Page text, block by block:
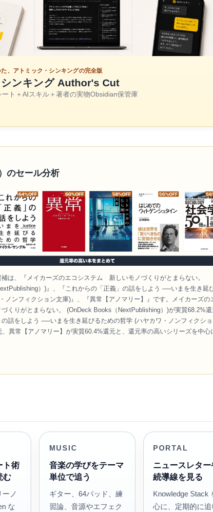
、アトミック・シンキングの完全版
ンキング Author's Cut
ト＋AIスキル＋著者の実物Obsidian保管庫
のセール分析
は、『メイカーズのエコシステム 新しいモノづくりがとまらない。
）)』、『これからの「正義」の話をしよう ──いまを生き延
ノンフィクション文庫)』、『異常【アノマリー】』です。メイカーズの
くりがとまらない。 (OnDeck Books（NextPublishing）)が実質68.2%還
の話をしよう ──いまを生き延びるための哲学 (ハヤカワ・ノンフィクシ
、異常【アノマリー】が実質60.4%還元と、還元率の高いシリーズを中心
ト術
む
ノ
な
MUSIC
音楽の学びをテーマ
単位で追う
ギター、64パッド、練
習論、音源やエフェク
PORTAL
ニュースレター
続導線を見る
Knowledge Stack
心に、定期的に追